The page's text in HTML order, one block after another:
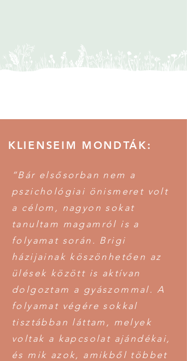
KLIENSEIM MONDTÁK:
“Bár elsősorban nem a
pszichológiai önismeret volt
a célom, nagyon sokat
tanultam magamról is a
folyamat során. Brigi
házijainak köszönhetően az
ülések között is aktívan
dolgoztam a gyászommal. A
folyamat végére sokkal
tisztábban láttam, melyek
voltak a kapcsolat ajándékai,
és mik azok, amikből többet